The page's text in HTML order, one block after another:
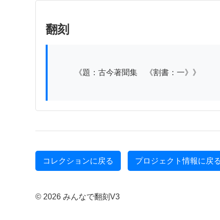
翻刻
コレクションに戻る プロジェクト情報に戻
© 2026 みんなで翻刻V3